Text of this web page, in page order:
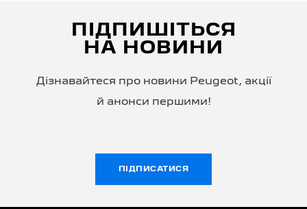
ПІДПИШІТЬСЯ
НА НОВИНИ
Дізнавайтеся про новини Peugeot, акції
й анонси першими!
ПІДПИСАТИСЯ